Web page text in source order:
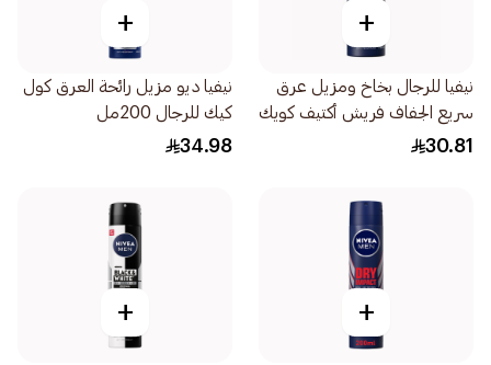
+
نيفيا للرجال بخاخ ومزيل عرق
سريع الجفاف فريش أكتيف كويك
دراي 150مل
30.81
+
نيفيا ديو مزيل رائحة العرق كول
كيك للرجال 200مل
34.98
+
+